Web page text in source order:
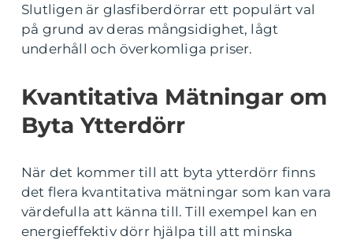
Slutligen är glasfiberdörrar ett populärt val
på grund av deras mångsidighet, lågt
underhåll och överkomliga priser.
Kvantitativa Mätningar om
Byta Ytterdörr
När det kommer till att byta ytterdörr finns
det flera kvantitativa mätningar som kan vara
värdefulla att känna till. Till exempel kan en
energieffektiv dörr hjälpa till att minska